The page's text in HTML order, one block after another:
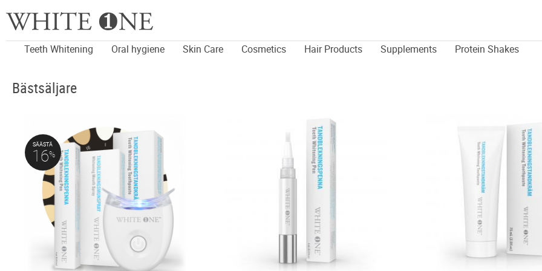
Teeth Whitening Oral hygiene Skin Care Cosmetics Hair Products Supplements Protein Shakes
Bästsäljare
SÄÄSTÄ
16%